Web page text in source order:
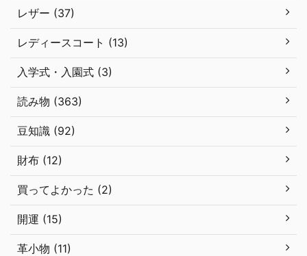
レザー (37)
レディースコート (13)
入学式・入園式 (3)
読み物 (363)
豆知識 (92)
財布 (12)
買ってよかった (2)
開運 (15)
革小物 (11)